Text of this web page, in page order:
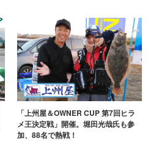
「上州屋＆OWNER CUP 第7回ヒラ
メ王決定戦」開催。堀田光哉氏も参
加、88名で熱戦！